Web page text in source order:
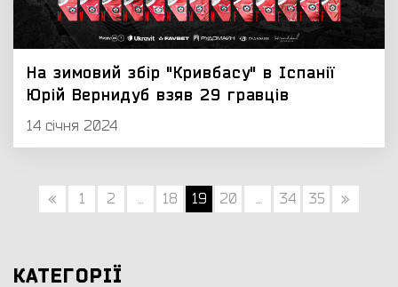
На зимовий збір "Кривбасу" в Іспанії
Юрій Вернидуб взяв 29 гравців
14 січня 2024
« 1 2 ... 18 19 20 ... 34 35 »
КАТЕГОРІЇ